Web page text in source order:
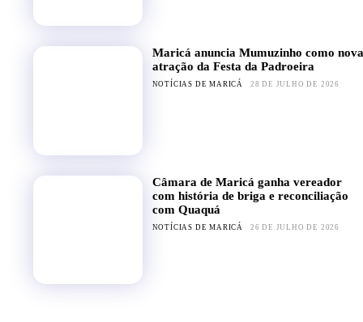
Maricá anuncia Mumuzinho como nova
atração da Festa da Padroeira
NOTÍCIAS DE MARICÁ 28 DE JULHO DE 2026
Câmara de Maricá ganha vereador
com história de briga e reconciliação
com Quaquá
NOTÍCIAS DE MARICÁ 26 DE JULHO DE 2026